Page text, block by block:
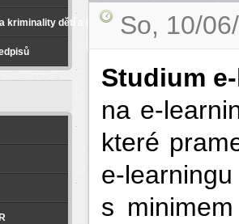
kriminality dětí a spáchané na dětech
So, 10/
Studium
na e-
které
e-
s